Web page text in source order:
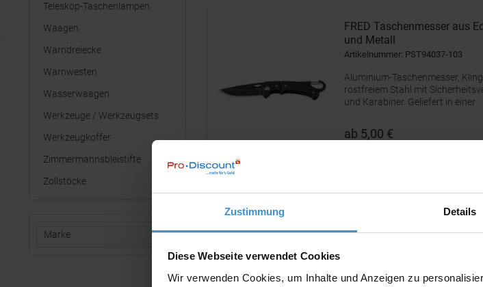
Zustimmung Details
Diese Webseite verwendet Cookies
Wir verwenden Cookies, um Inhalte und Anzeigen zu
Teleskop-Taschenlampen
Waagen
Warndreiecke
Warnwesten
Wasserwaagen
Werkzeuge / Werkzeugsets
Werkzeugkoffer
Zimmermannsbleistifte
Zollstöcke
Marke
FRED Taschenmesser aus
und Metall
Artikelnummer: PST94037-103
Aluminium-Taschenmesser,
rostfreiem Stahl mit
und Karabiner. Geliefert in einer
Schachtel: 108 x 39 x 15 mm
ab 5,00 €
ALICK Taschenmesser aus
Carbonfaserbeschichtung,